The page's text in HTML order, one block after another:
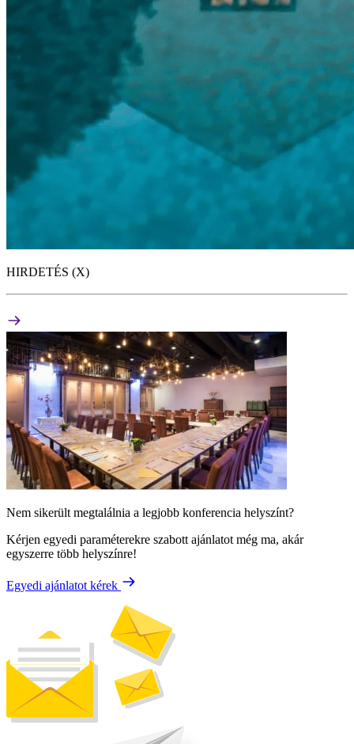
HIRDETÉS (X)
Nem sikerült megtalálnia a legjobb konferencia helyszínt?
Kérjen egyedi paraméterekre szabott ajánlatot még ma, akár
egyszerre több helyszínre!
Egyedi ajánlatot kérek